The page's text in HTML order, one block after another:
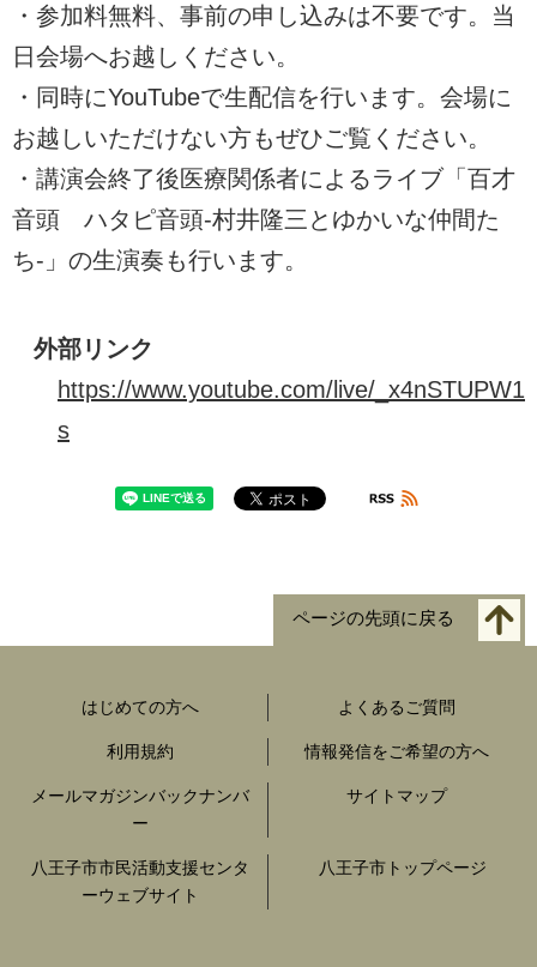
・参加料無料、事前の申し込みは不要です。当
日会場へお越しください。
・同時にYouTubeで生配信を行います。会場に
お越しいただけない方もぜひご覧ください。
・講演会終了後医療関係者によるライブ「百才
音頭 ハタピ音頭-村井隆三とゆかいな仲間た
ち-」の生演奏も行います。
外部リンク
https://www.youtube.com/live/_x4nSTUPW1
s
ページの先頭に戻る
はじめての方へ よくあるご質問
利用規約 情報発信をご希望の方へ
メールマガジンバックナンバ
ー
サイトマップ
八王子市市民活動支援センタ
ーウェブサイト
八王子市トップページ